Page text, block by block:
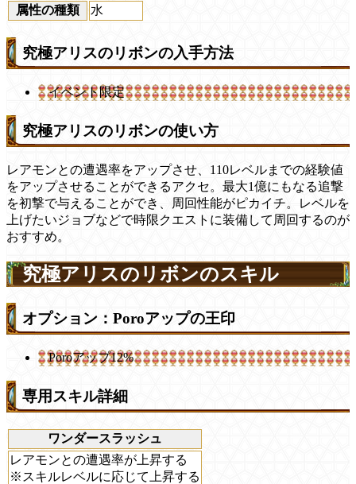
属性の種類
水
究極アリスのリボンの入手方法
イベント限定
究極アリスのリボンの使い方
レアモンとの遭遇率をアップさせ、110レベルまでの経験値
をアップさせることができるアクセ。最大1億にもなる追撃
を初撃で与えることができ、周回性能がピカイチ。レベルを
上げたいジョブなどで時限クエストに装備して周回するのが
おすすめ。
究極アリスのリボンのスキル
オプション：Poroアップの王印
Poroアップ12%
専用スキル詳細
ワンダースラッシュ
レアモンとの遭遇率が上昇する
※スキルレベルに応じて上昇する